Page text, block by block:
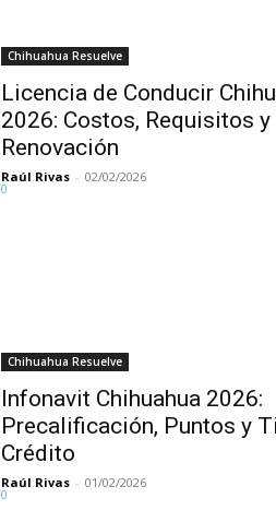
Chihuahua Resuelve
Licencia de Conducir
2026: Costos, Requisitos y
Renovación
Raúl Rivas - 02/02/2026
0
Chihuahua Resuelve
Infonavit Chihuahua 2026:
Precalificación, Puntos y
Crédito
Raúl Rivas - 01/02/2026
0